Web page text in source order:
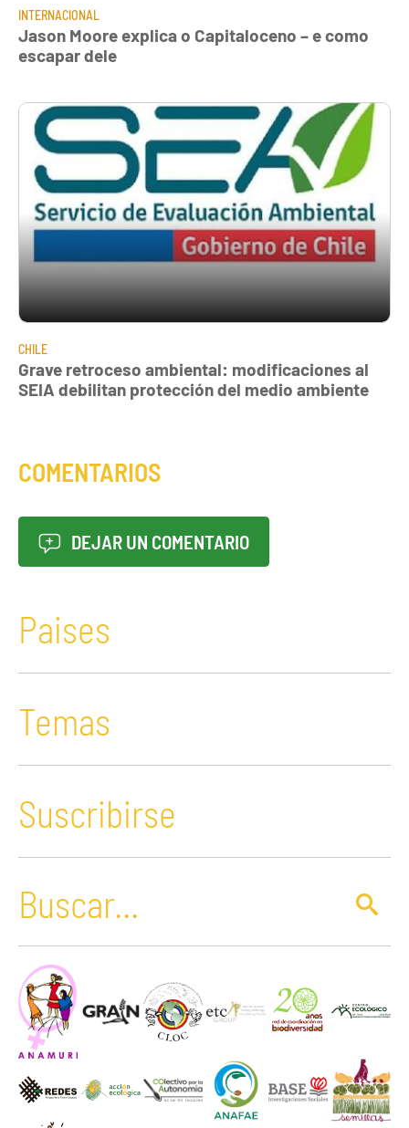
INTERNACIONAL
Jason Moore explica o Capitaloceno – e como
escapar dele
CHILE
Grave retroceso ambiental: modificaciones al
SEIA debilitan protección del medio ambiente
COMENTARIOS
DEJAR UN COMENTARIO
Paises
Temas
Suscribirse